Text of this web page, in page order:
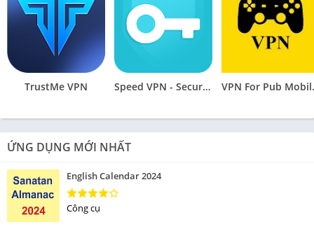
TrustMe VPN Speed VPN - Secure VPN Proxy
ỨNG DỤNG MỚI NHẤT
English Calendar 2024
Công cụ